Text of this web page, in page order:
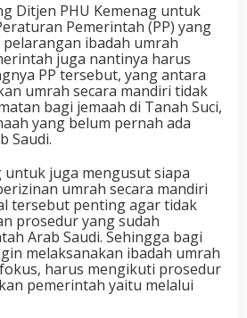
Ditjen PHU Kemenag untuk
Pemerintah (PP) yang
ibadah umrah
juga nantinya harus
PP tersebut, yang antara
umrah secara mandiri tidak
bagi jemaah di Tanah Suci,
yang belum pernah ada
Saudi.
untuk juga mengusut siapa
umrah secara mandiri
tersebut penting agar tidak
prosedur yang sudah
Arab Saudi. Sehingga bagi
melaksanakan ibadah umrah
harus mengikuti prosedur
pemerintah yaitu melalui